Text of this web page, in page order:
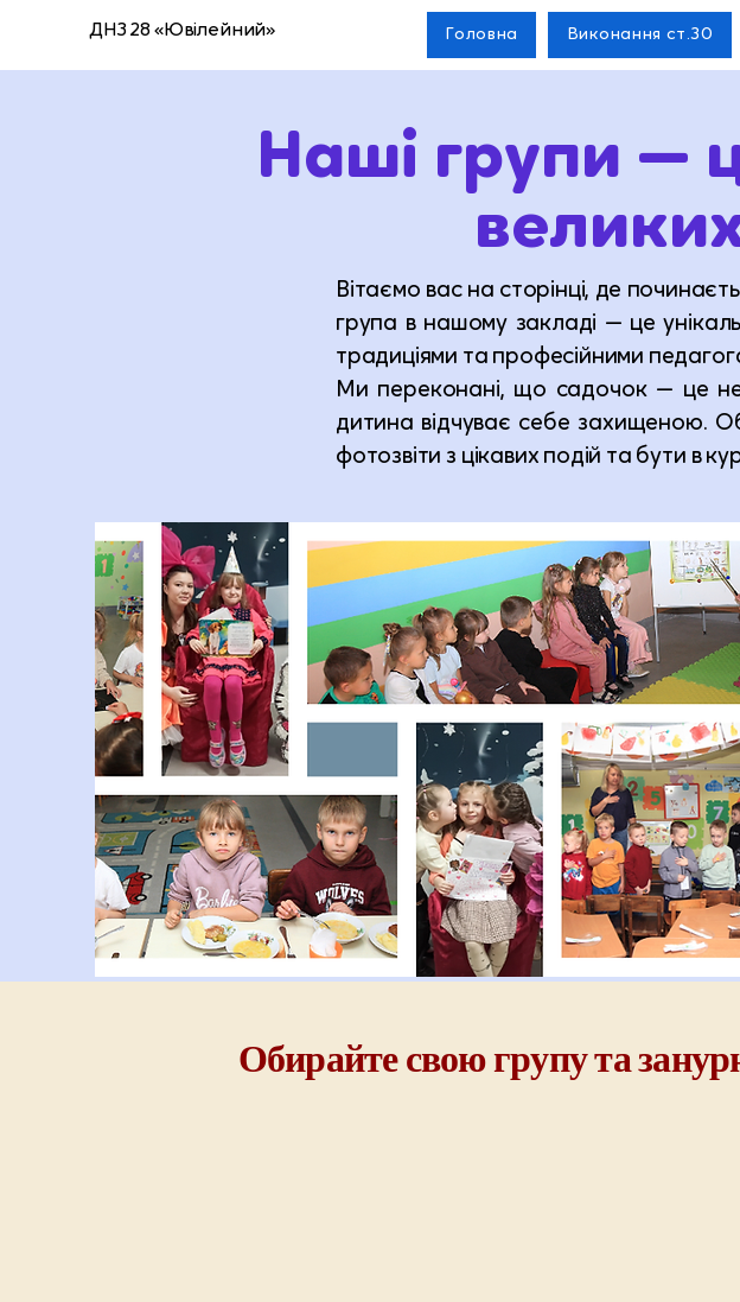
ДНЗ 28 «Ювілейний» Головна Виконання ст.30
Наші групи —
Вітаємо вас на сторінці, де
група в нашому закладі — це
традиціями та професійними
Ми переконані, що садочок — це
дитина відчуває себе захищеною.
фотозвіти з цікавих подій та бути в
Обирайте свою групу та